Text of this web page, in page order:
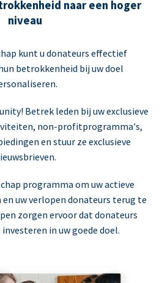
naar een hoger
niveau
kunt u donateurs effectief
betrokkenheid bij uw doel
Betrek leden bij uw exclusieve
non-profitprogramma's,
en stuur ze exclusieve
programma om uw actieve
uw verlopen donateurs terug te
zorgen ervoor dat donateurs
in uw goede doel.